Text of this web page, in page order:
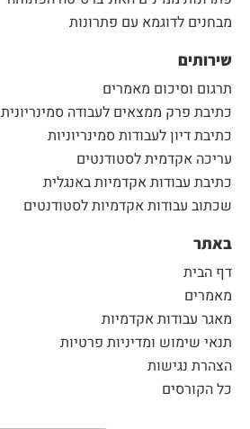
מבחנים לדוגמא עם פתרונות
שירותים
תרגום וסיכום מאמרים
כתיבת פרק ממצאים לעבודה סמינריונית
כתיבת דיון לעבודות סמינריוניות
עריכה אקדמית לסטודנטים
כתיבת עבודות אקדמיות באנגלית
שכתוב עבודות אקדמיות לסטודנטים
באתר
דף הבית
מאמרים
מאגר עבודות אקדמיות
תנאי שימוש ומדיניות פרטיות
הצהרת נגישות
כל הקורסים